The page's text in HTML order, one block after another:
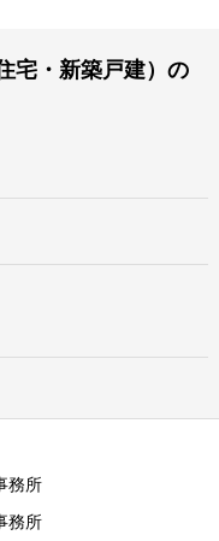
宅・新築戸建）の
務所
務所